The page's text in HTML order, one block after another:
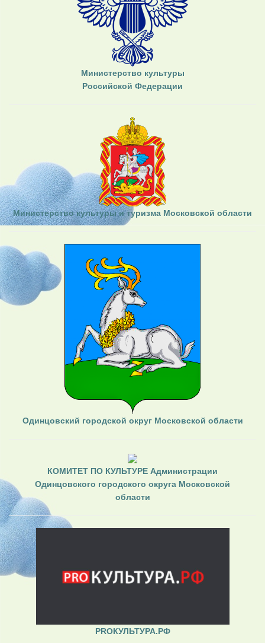
Министерство культуры
Российской Федерации
Министерство культуры и туризма Московской области
Одинцовский городской округ Московской области
КОМИТЕТ ПО КУЛЬТУРЕ Администрации
Одинцовского городского округа Московской
области
PROКУЛЬТУРА.РФ